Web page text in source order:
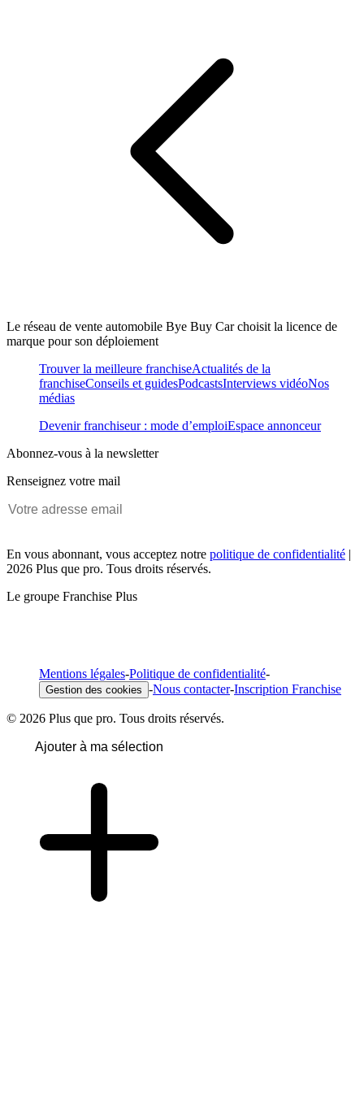
Le réseau de vente automobile Bye Buy Car choisit la licence de
marque pour son déploiement
Trouver la meilleure franchiseActualités de la
franchiseConseils et guidesPodcastsInterviews vidéoNos
médias
Devenir franchiseur : mode d’emploiEspace annonceur
Abonnez-vous à la newsletter
Renseignez votre mail
En vous abonnant, vous acceptez notre politique de confidentialité |
2026 Plus que pro. Tous droits réservés.
Le groupe Franchise Plus
Mentions légales-Politique de confidentialité-
Gestion des cookies -Nous contacter-Inscription Franchise
© 2026 Plus que pro. Tous droits réservés.
Ajouter à ma sélection